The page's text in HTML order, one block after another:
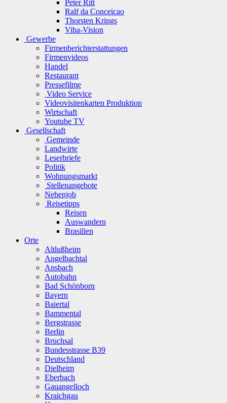
Peter Ritt
Ralf da Conceicao
Thorsten Krings
Viba-Vision
Gewerbe
Firmenberichterstattungen
Firmenvideos
Handel
Restaurant
Pressefilme
Video Service
Videovisitenkarten Produktion
Wirtschaft
Youtube TV
Gesellschaft
Gemeinde
Landwirte
Leserbriefe
Politik
Wohnungsmarkt
Stellenangebote
Nebenjob
Reisetipps
Reisen
Auswandern
Brasilien
Orte
Altlußheim
Angelbachtal
Ansbach
Autobahn
Bad Schönborn
Bayern
Baiertal
Bammental
Bergstrasse
Berlin
Bruchsal
Bundesstrasse B39
Deutschland
Dielheim
Eberbach
Gauangelloch
Kraichgau